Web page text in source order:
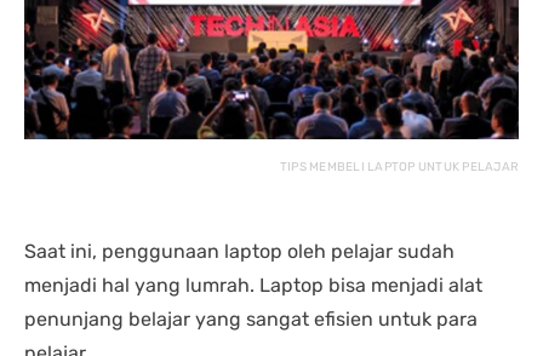
yang lain.
laptopnya banyak
banyak pilihan.
saran untuk
juga oke banget.
angkut 1 unit
dipastikan terbaik
dibandingkan tempat lain...
salesnya juga friendly
banget... saya dilayani
dengan mbak kiki...
memuaskan sekali
CS
TIPS MEMBELI LAPTOP UNTUK PELAJAR
Saat ini, penggunaan laptop oleh pelajar sudah
menjadi hal yang lumrah. Laptop bisa menjadi alat
penunjang belajar yang sangat efisien untuk para